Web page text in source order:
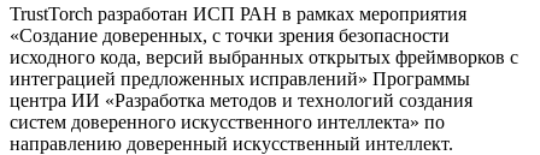
TrustTorch разработан ИСП РАН в рамках мероприятия
«Создание доверенных, с точки зрения безопасности
исходного кода, версий выбранных открытых фреймворков с
интеграцией предложенных исправлений» Программы
центра ИИ «Разработка методов и технологий создания
систем доверенного искусственного интеллекта» по
направлению доверенный искусственный интеллект.